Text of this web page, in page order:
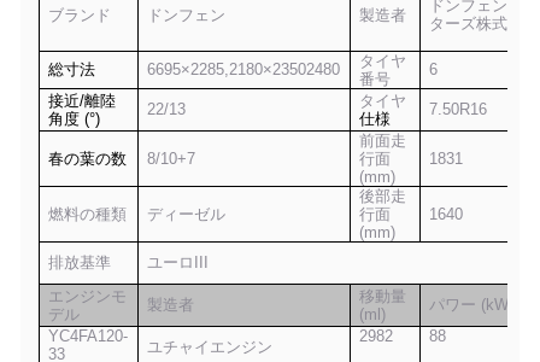
ブランド ドンフェン 製造者
ドンフェンモー
ターズ株式会社
総寸法 6695×2285,2180×23502480
タイヤ
番号
6
接近/離陸
角度 (°)
22/13
タイヤ
仕様
7.50R16
春の葉の数 8/10+7
前面走
行面
(mm)
1831
燃料の種類 ディーゼル
後部走
行面
(mm)
1640
排放基準
ユーロIII
エンジンモ
デル
製造者
移動量
(ml)
パワー (kW)
YC4FA120-
33
ユチャイエンジン
2982 88